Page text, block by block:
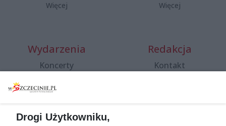
Więcej Więcej
Wydarzenia
Koncerty
Spacery i oprowadzania
targi
Redakcja
Kontakt
Drogi Użytkowniku,